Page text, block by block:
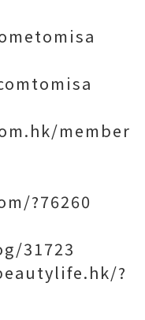
member
?76260
31723
?